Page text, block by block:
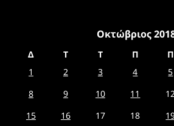
Οκτώβριος
Δ Τ Τ Π Π
1
2 3 4 5
8
9 10 11
15
16 17 18